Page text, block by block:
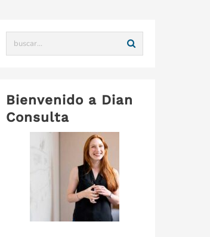
Bienvenido a Dian
Consulta